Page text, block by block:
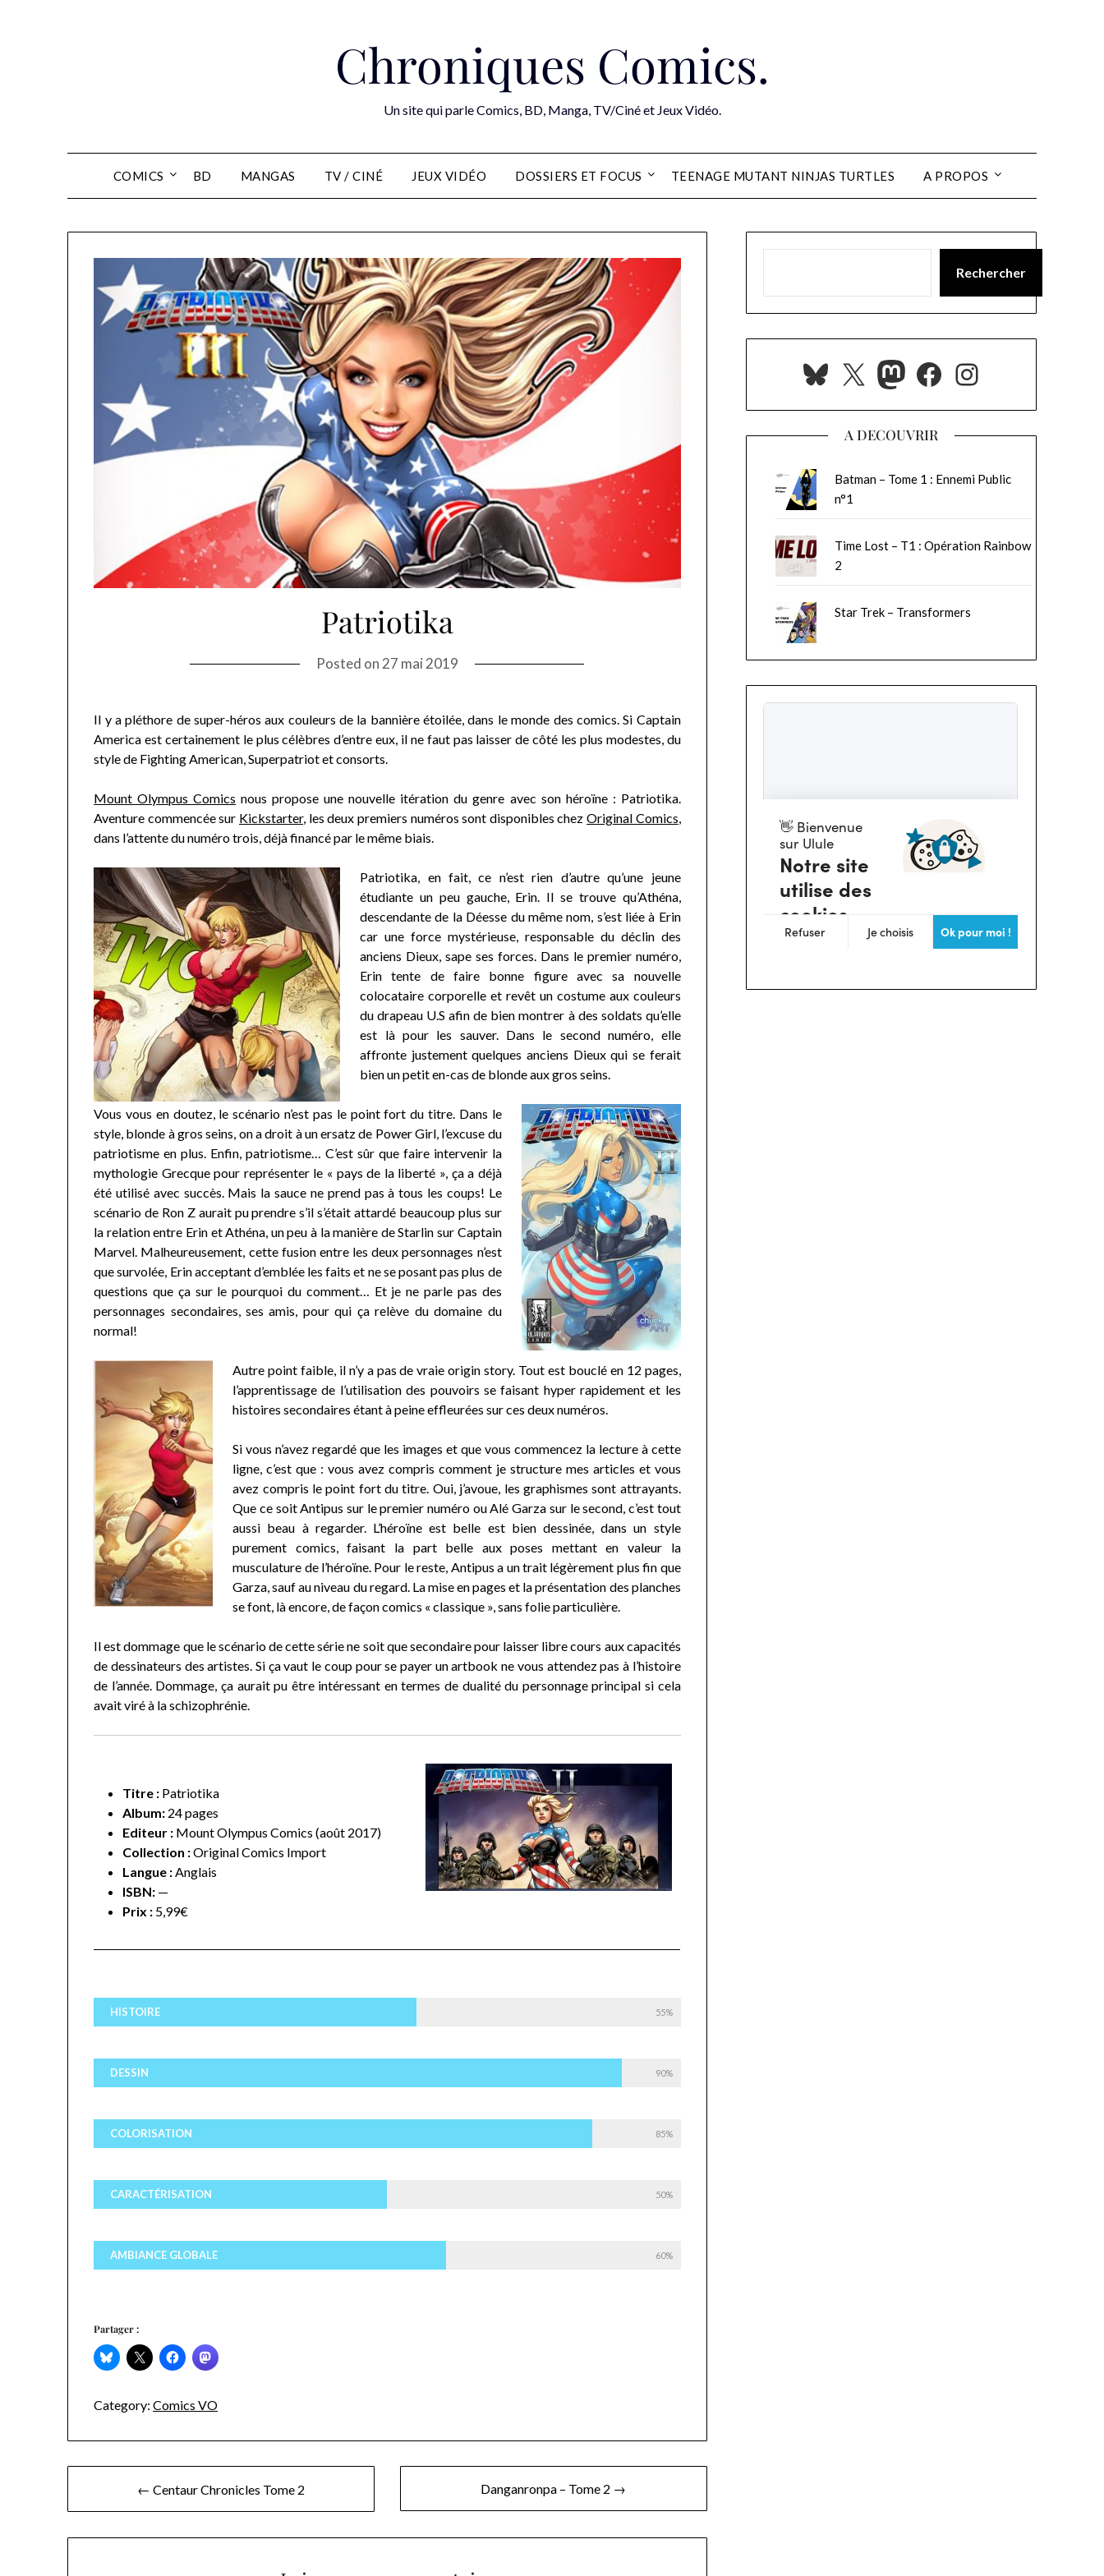
Chroniques Comics.
Un site qui parle Comics, BD, Manga, TV/Ciné et Jeux Vidéo.
COMICS BD MANGAS TV / CINÉ JEUX VIDÉO DOSSIERS ET FOCUS TEENAGE MUTANT NINJAS TURTLES A PROPOS
Patriotika
Posted on 27 mai 2019
Il y a pléthore de super-héros aux couleurs de la bannière étoilée, dans le monde des comics. Si Captain
America est certainement le plus célèbres d’entre eux, il ne faut pas laisser de côté les plus modestes, du
style de Fighting American, Superpatriot et consorts.
Mount Olympus Comics nous propose une nouvelle itération du genre avec son héroïne : Patriotika.
Aventure commencée sur Kickstarter, les deux premiers numéros sont disponibles chezOriginal Comics,
dans l’attente du numéro trois, déjà financé par le même biais.
Patriotika, en fait, ce n’est rien d’autre qu’une jeune
étudiante un peu gauche, Erin. Il se trouve qu’Athéna,
descendante de la Déesse du même nom, s’est liée à Erin
car une force mystérieuse, responsable du déclin des
anciens Dieux, sape ses forces. Dans le premier numéro,
Erin tente de faire bonne figure avec sa nouvelle
colocataire corporelle et revêt un costume aux couleurs
du drapeau U.S afin de bien montrer à des soldats qu’elle
est là pour les sauver. Dans le second numéro, elle
affronte justement quelques anciens Dieux qui se ferait
bien un petit en-cas de blonde aux gros seins.
Vous vous en doutez, le scénario n’est pas le point fort du titre. Dans le
style, blonde à gros seins, on a droit à un ersatz de Power Girl, l’excuse du
patriotisme en plus. Enfin, patriotisme… C’est sûr que faire intervenir la
mythologie Grecque pour représenter le « pays de la liberté », ça a déjà
été utilisé avec succès. Mais la sauce ne prend pas à tous les coups! Le
scénario de Ron Z aurait pu prendre s’il s’était attardé beaucoup plus sur
la relation entre Erin et Athéna, un peu à la manière de Starlin sur Captain
Marvel. Malheureusement, cette fusion entre les deux personnages n’est
que survolée, Erin acceptant d’emblée les faits et ne se posant pas plus de
questions que ça sur le pourquoi du comment… Et je ne parle pas des
personnages secondaires, ses amis, pour qui ça relève du domaine du
normal!
Autre point faible, il n’y a pas de vraie origin story. Tout est bouclé en 12 pages,
l’apprentissage de l’utilisation des pouvoirs se faisant hyper rapidement et les
histoires secondaires étant à peine effleurées sur ces deux numéros.
Si vous n’avez regardé que les images et que vous commencez la lecture à cette
ligne, c’est que : vous avez compris comment je structure mes articles et vous
avez compris le point fort du titre. Oui, j’avoue, les graphismes sont attrayants.
Que ce soit Antipus sur le premier numéro ou Alé Garza sur le second, c’est tout
aussi beau à regarder. L’héroïne est belle est bien dessinée, dans un style
purement comics, faisant la part belle aux poses mettant en valeur la
musculature de l’héroïne. Pour le reste, Antipus a un trait légèrement plus fin que
Garza, sauf au niveau du regard. La mise en pages et la présentation des planches
se font, là encore, de façon comics « classique », sans folie particulière.
Il est dommage que le scénario de cette série ne soit que secondaire pour laisser libre cours aux capacités
de dessinateurs des artistes. Si ça vaut le coup pour se payer un artbook ne vous attendez pas à l’histoire
de l’année. Dommage, ça aurait pu être intéressant en termes de dualité du personnage principal si cela
avait viré à la schizophrénie.
Titre : Patriotika
Album: 24 pages
Editeur : Mount Olympus Comics (août 2017)
Collection :Original Comics Import
Langue :Anglais
ISBN: —
Prix : 5,99€
HISTOIRE 55%
DESSIN 90%
COLORISATION 85%
CARACTÉRISATION 50%
AMBIANCE GLOBALE 60%
Partager :
Category: Comics VO
Navigation
de
l’article
← Centaur Chronicles Tome 2 Danganronpa – Tome 2 →
Rechercher
Bluesky
X Mastodon
Facebook
Instagram
A DECOUVRIR
Batman – Tome 1 : Ennemi Public
n°1
Time Lost – T1 : Opération Rainbow
2
Star Trek – Transformers